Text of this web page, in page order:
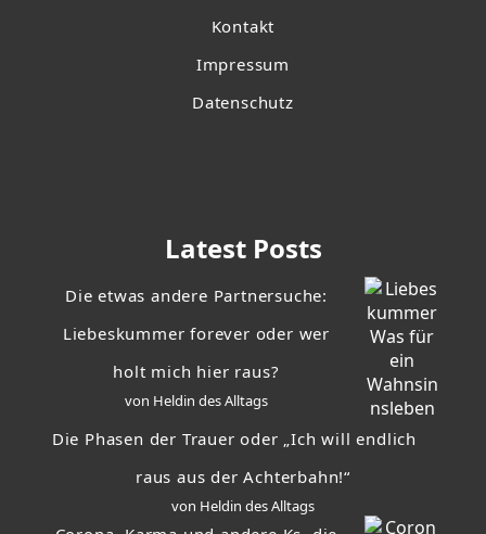
Kontakt
Impressum
Datenschutz
Latest Posts
Die etwas andere Partnersuche:
Liebeskummer forever oder wer
holt mich hier raus?
von Heldin des Alltags
Die Phasen der Trauer oder „Ich will endlich
raus aus der Achterbahn!“
von Heldin des Alltags